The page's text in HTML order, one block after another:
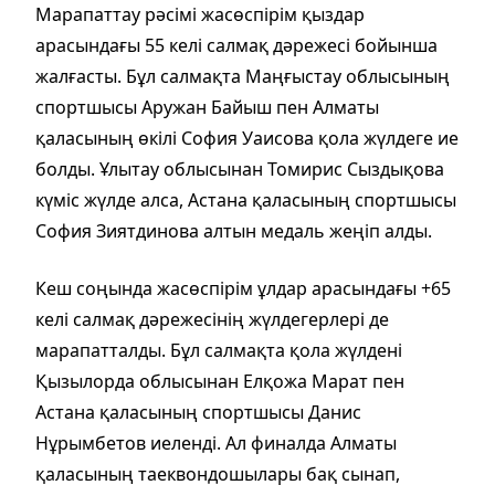
Марапаттау рәсімі жасөспірім қыздар
арасындағы 55 келі салмақ дәрежесі бойынша
жалғасты. Бұл салмақта Маңғыстау облысының
спортшысы Аружан Байыш пен Алматы
қаласының өкілі София Уаисова қола жүлдеге ие
болды. Ұлытау облысынан Томирис Сыздықова
күміс жүлде алса, Астана қаласының спортшысы
София Зиятдинова алтын медаль жеңіп алды.
Кеш соңында жасөспірім ұлдар арасындағы +65
келі салмақ дәрежесінің жүлдегерлері де
марапатталды. Бұл салмақта қола жүлдені
Қызылорда облысынан Елқожа Марат пен
Астана қаласының спортшысы Данис
Нұрымбетов иеленді. Ал финалда Алматы
қаласының таеквондошылары бақ сынап,